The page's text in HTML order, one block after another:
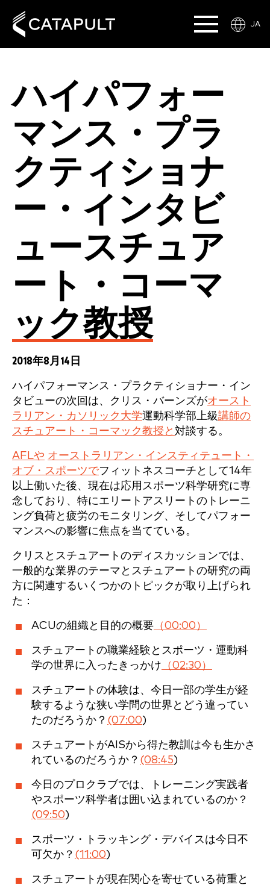
JA
ハイパフォー
マンス・プラ
クティショナ
ー・インタビ
ュースチュア
ート・コーマ
ック教授
2018年8月14日
ハイパフォーマンス・プラクティショナー・イン
タビューの次回は、クリス・バーンズがオースト
ラリアン・カソリック大学運動科学部上級講師の
スチュアート・コーマック教授と 対談する。
AFLや オーストラリアン・インスティテュート・
オブ・スポーツでフィットネスコーチとして14年
以上働いた後、現在は応用スポーツ科学研究に専
念しており、特にエリートアスリートのトレーニ
ング負荷と疲労のモニタリング、そしてパフォー
マンスへの影響に焦点を当てている。
クリスとスチュアートのディスカッションでは、
一般的な業界のテーマとスチュアートの研究の両
方に関連するいくつかのトピックが取り上げられ
た：
ACUの組織と目的の概要 （00:00）
スチュアートの職業経験とスポーツ・運動科
学の世界に入ったきっかけ （02:30）
スチュアートの体験は、今日一部の学生が経
験するような狭い学問の世界とどう違ってい
たのだろうか？ (07:00)
スチュアートがAISから得た教訓は今も生かさ
れているのだろうか？ (08:45)
今日のプロクラブでは、トレーニング実践者
やスポーツ科学者は囲い込まれているのか？
(09:50)
スポーツ・トラッキング・デバイスは今日不
可欠か？ (11:00)
スチュアートが現在関心を寄せている荷重と